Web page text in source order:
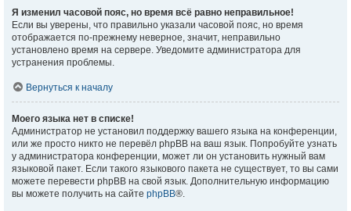
Я изменил часовой пояс, но время всё равно неправильное!
Если вы уверены, что правильно указали часовой пояс, но время
отображается по-прежнему неверное, значит, неправильно
установлено время на сервере. Уведомите администратора для
устранения проблемы.
Вернуться к началу
Моего языка нет в списке!
Администратор не установил поддержку вашего языка на конференции,
или же просто никто не перевёл phpBB на ваш язык. Попробуйте узнать
у администратора конференции, может ли он установить нужный вам
языковой пакет. Если такого языкового пакета не существует, то вы сами
можете перевести phpBB на свой язык. Дополнительную информацию
вы можете получить на сайте phpBB®.